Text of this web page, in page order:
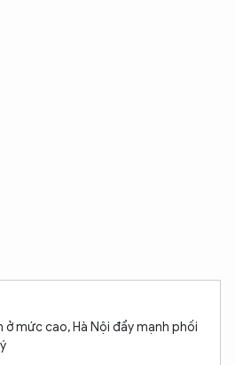
ở mức cao, Hà Nội đẩy mạnh phối